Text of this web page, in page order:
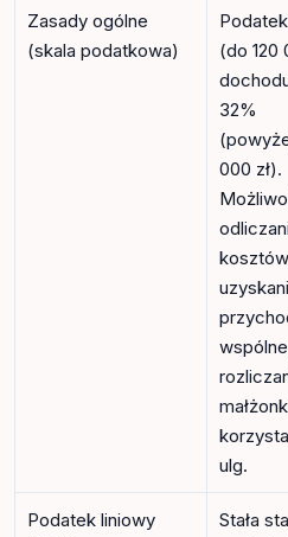
Zasady ogólne
(skala podatkowa)
(do 120
32%
000 zł).
kosztów
ulg.
Podatek liniowy
Stała